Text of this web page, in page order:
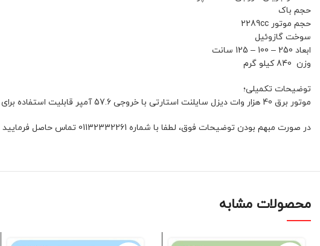
حجم باک
حجم موتور 2289cc
سوخت گازوئیل
ابعاد 250 – 100 – 125 سانت
وزن 840 کیلو گرم
توضیحات تکمیلی؛
موتور برق 40 هزار وات دیزل سایلنت استارتی با خروجی 57.6 آمپر قابلیت استفاده برای مصارف خانگی، فروشگاهی، ویلایی، کارگاهی، رستوران و هتل را دارد
در صورت مبهم بودن توضیحات فوق، لطفا با شماره 01132332261 تماس حاصل فرمایید
محصولات مشابه